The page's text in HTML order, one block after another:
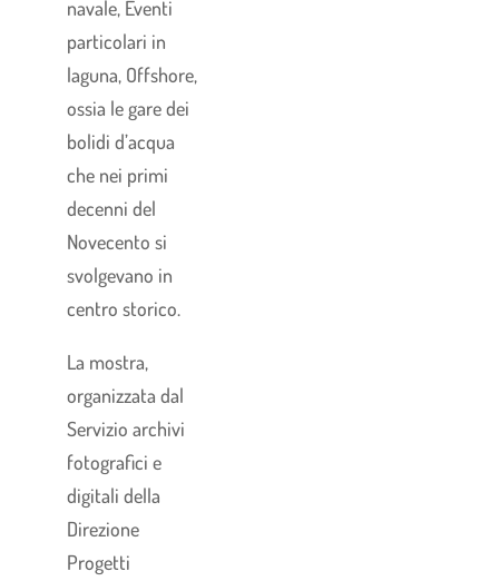
navale, Eventi
particolari in
laguna, Offshore,
ossia le gare dei
bolidi d’acqua
che nei primi
decenni del
Novecento si
svolgevano in
centro storico.
La mostra,
organizzata dal
Servizio archivi
fotografici e
digitali della
Direzione
Progetti